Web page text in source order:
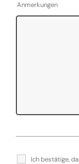
Anmerkungen
Ich bestätige,